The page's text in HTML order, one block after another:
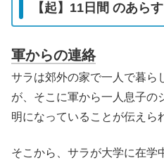
【起】11日間 のあら
軍からの連絡
サラは郊外の家で一人で暮ら
が、そこに軍から一人息子の
明になっていることが伝えら
そこから、サラが大学に在学